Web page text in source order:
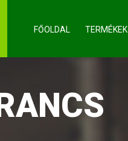
FŐOLDAL TERMÉKEK